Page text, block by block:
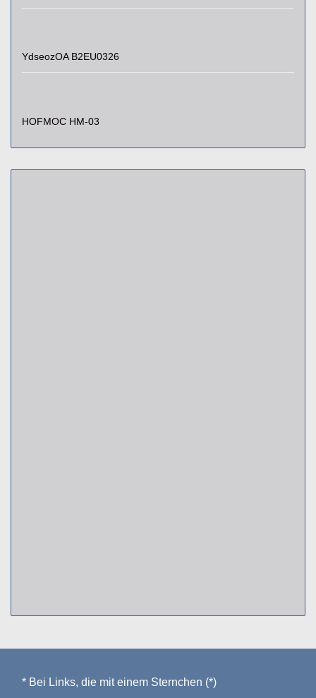
YdseozOA B2EU0326
HOFMOC HM-03
* Bei Links, die mit einem Sternchen (*)